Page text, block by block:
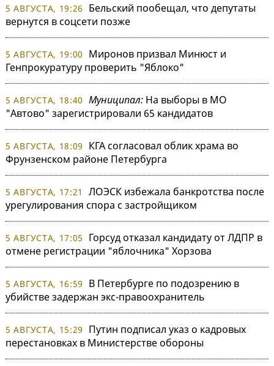
5 АВГУСТА, 19:26
Бельский пообещал, что депутаты
вернутся в соцсети позже
5 АВГУСТА, 19:00
Миронов призвал Минюст и
Генпрокуратуру проверить "Яблоко"
5 АВГУСТА, 18:40 Муниципал: На выборы в МО
"Автово" зарегистрировали 65 кандидатов
5 АВГУСТА, 18:09
КГА согласовал облик храма во
Фрунзенском районе Петербурга
5 АВГУСТА, 17:21
ЛОЭСК избежала банкротства после
урегулирования спора с застройщиком
5 АВГУСТА, 17:05
Горсуд отказал кандидату от ЛДПР в
отмене регистрации "яблочника" Хорзова
5 АВГУСТА, 16:59
В Петербурге по подозрению в
убийстве задержан экс-правоохранитель
5 АВГУСТА, 15:29
Путин подписал указ о кадровых
перестановках в Министерстве обороны